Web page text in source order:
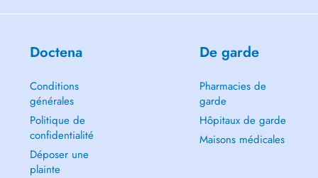
Doctena
Conditions
générales
Politique de
confidentialité
Déposer une
plainte
De garde
Pharmacies de
garde
Hôpitaux de garde
Maisons médicales